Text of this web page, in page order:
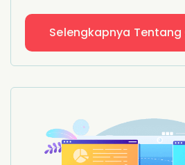
Selengkapnya Tentang